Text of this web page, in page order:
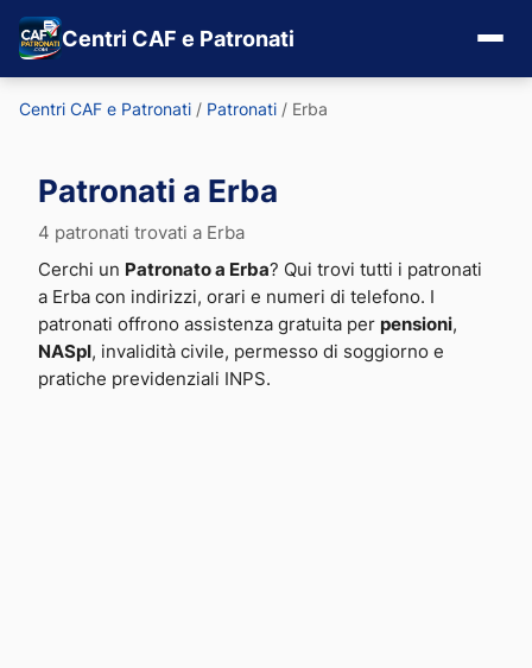
Centri CAF e Patronati
Centri CAF e Patronati / Patronati / Erba
Patronati a Erba
4 patronati trovati a Erba
Cerchi un Patronato a Erba? Qui trovi tutti i patronati
a Erba con indirizzi, orari e numeri di telefono. I
patronati offrono assistenza gratuita per pensioni,
NASpI , invalidità civile, permesso di soggiorno e
pratiche previdenziali INPS.